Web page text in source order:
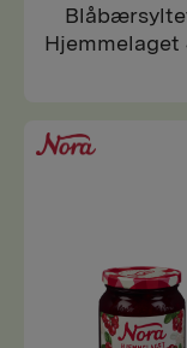
Hjemmelaget